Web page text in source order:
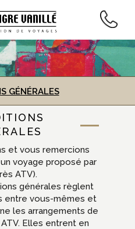
GÉNÉRALES
et vous remercions
voyage proposé par
ATV).
générales règlent
entre vous-mêmes et
les arrangements de
Elles entrent en